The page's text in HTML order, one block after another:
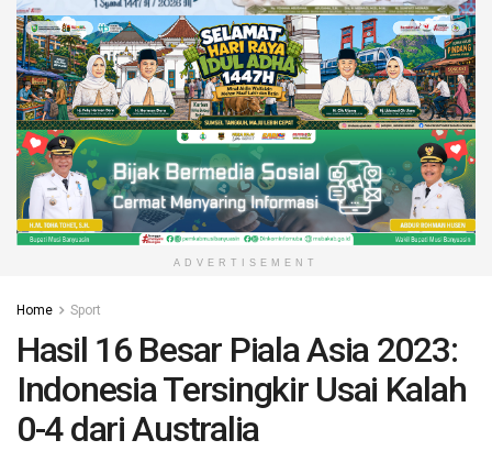
ADVERTISEMENT
Home Sport
Hasil 16 Besar Piala Asia 2023:
Indonesia Tersingkir Usai Kalah
0-4 dari Australia